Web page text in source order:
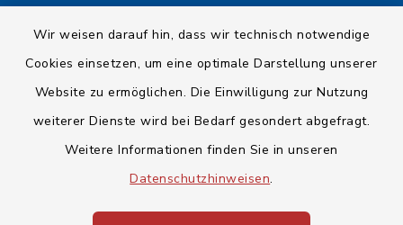
Wir weisen darauf hin, dass wir technisch notwendige
Cookies einsetzen, um eine optimale Darstellung unserer
Website zu ermöglichen. Die Einwilligung zur Nutzung
weiterer Dienste wird bei Bedarf gesondert abgefragt.
Weitere Informationen finden Sie in unseren
Datenschutzhinweisen.
Datenschutz
Impressum
Sitemap
Cookie-Einstellungen